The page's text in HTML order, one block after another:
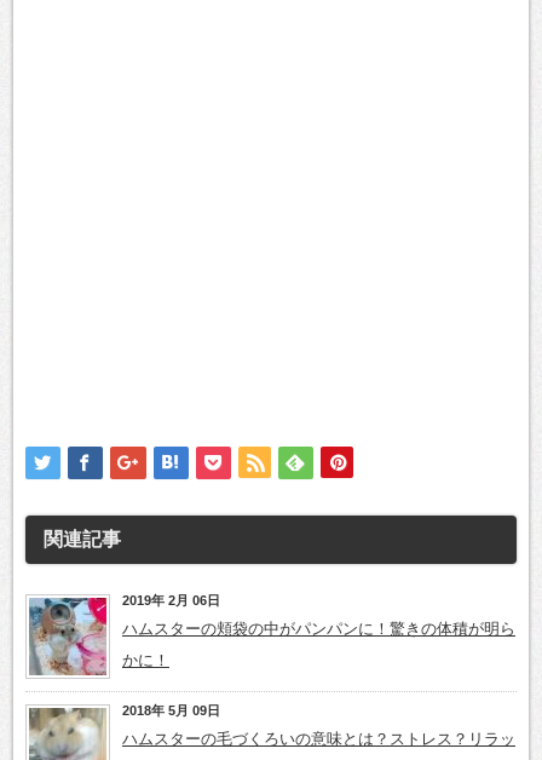
関連記事
2019年 2月 06日
ハムスターの頬袋の中がパンパンに！驚きの体積が明ら
かに！
2018年 5月 09日
ハムスターの毛づくろいの意味とは？ストレス？リラッ